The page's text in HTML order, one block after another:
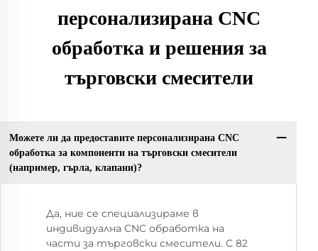
персонализирана CNC
обработка и решения за
търговски смесители
Можете ли да предоставите персонализирана CNC
обработка за компоненти на търговски смесители
(например, гърла, клапани)?
Да, ние се специализираме в
индивидуална CNC обработка на
части за търговски смесители. С 82